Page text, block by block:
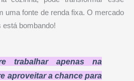
uma fonte de renda fixa. O mercado
está bombando!
trabalhar apenas na
aproveitar a chance para